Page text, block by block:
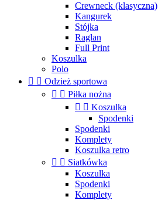
Crewneck (klasyczna)
Kangurek
Stójka
Raglan
Full Print
Koszulka
Polo
  Odzież sportowa
  Piłka nożna
  Koszulka
Spodenki
Spodenki
Komplety
Koszulka retro
  Siatkówka
Koszulka
Spodenki
Komplety